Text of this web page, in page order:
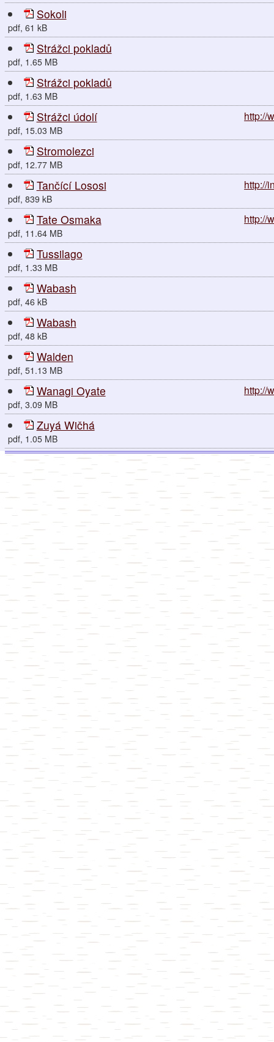
Sokoli
pdf, 61 kB
Strážci pokladů
pdf, 1.65 MB
Strážci pokladů
pdf, 1.63 MB
Strážci údolí http://
pdf, 15.03 MB
Stromolezci
pdf, 12.77 MB
Tančící Lososi http://
pdf, 839 kB
Tate Osmaka http://
pdf, 11.64 MB
Tussilago
pdf, 1.33 MB
Wabash
pdf, 46 kB
Wabash
pdf, 48 kB
Walden
pdf, 51.13 MB
Wanagi Oyate http://
pdf, 3.09 MB
Zuyá Wičhá
pdf, 1.05 MB